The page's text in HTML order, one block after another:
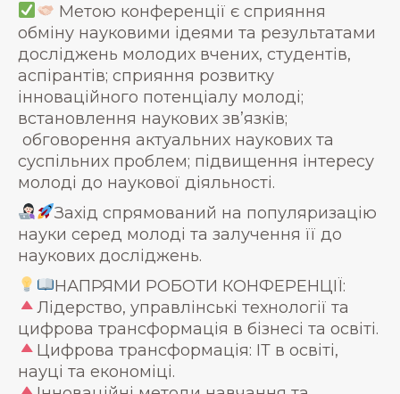
Метою конференції є сприяння
обміну науковими ідеями та результатами
досліджень молодих вчених, студентів,
аспірантів; сприяння розвитку
інноваційного потенціалу молоді;
встановлення наукових зв’язків;
обговорення актуальних наукових та
суспільних проблем; підвищення інтересу
молоді до наукової діяльності.
Захід спрямований на популяризацію
науки серед молоді та залучення її до
наукових досліджень.
НАПРЯМИ РОБОТИ КОНФЕРЕНЦІЇ:
Лідерство, управлінські технології та
цифрова трансформація в бізнесі та освіті.
Цифрова трансформація: ІТ в освіті,
науці та економіці.